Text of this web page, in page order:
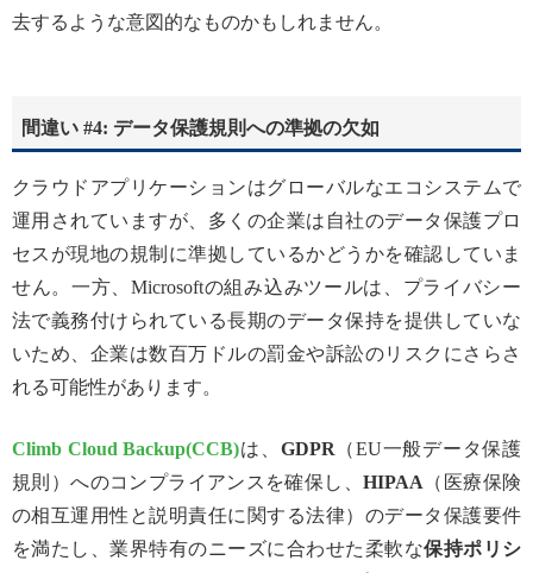
去するような意図的なものかもしれません。
間違い #4: データ保護規則への準拠の欠如
クラウドアプリケーションはグローバルなエコシステムで
運用されていますが、多くの企業は自社のデータ保護プロ
セスが現地の規制に準拠しているかどうかを確認していま
せん。一方、Microsoftの組み込みツールは、プライバシー
法で義務付けられている長期のデータ保持を提供していな
いため、企業は数百万ドルの罰金や訴訟のリスクにさらさ
れる可能性があります。
Climb Cloud Backup(CCB)は、 GDPR （EU一般データ保護
規則）へのコンプライアンスを確保し、HIPAA （医療保険
の相互運用性と説明責任に関する法律）のデータ保護要件
を満たし、業界特有のニーズに合わせた柔軟な保持ポリシ